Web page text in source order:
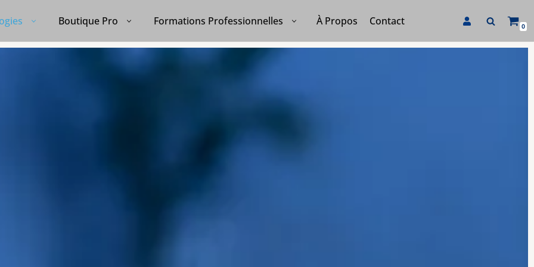
Boutique Pro Formations Professionnelles À Propos Contact 0